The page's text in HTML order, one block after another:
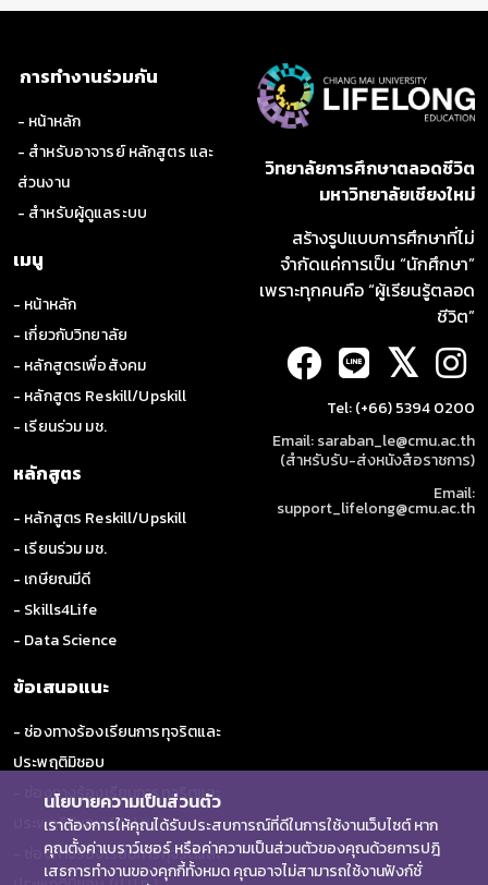
แนวทางการจัดการและนวัตกรรมเพื่อความ
ยั่งยืน
การทำงานร่วมกัน
- หน้าหลัก
- สำหรับอาจารย์ หลักสูตร และ
ส่วนงาน
- สำหรับผู้ดูแลระบบ
เมนู
- หน้าหลัก
- เกี่ยวกับวิทยาลัย
- หลักสูตรเพื่อสังคม
- หลักสูตร Reskill/Upskill
- เรียนร่วม มช.
หลักสูตร
- หลักสูตร Reskill/Upskill
- เรียนร่วม มช.
- เกษียณมีดี
- Skills4Life
- Data Science
ข้อเสนอแนะ
- ช่องทางร้องเรียนการทุจริตและ
ประพฤติมิชอบ
- ช่องทางร้องเรียนการทุจริตและ
ประพฤติมิชอบ (ป.ป.ช.)
- ช่องทางร้องเรียนการทุจริตและ
วิทยาลัยการศึกษาตลอดชีวิต
มหาวิทยาลัยเชียงใหม่
สร้างรูปแบบการศึกษาที่ไม่
จำกัดแค่การเป็น “นักศึกษา”
เพราะทุกคนคือ “ผู้เรียนรู้ตลอด
ชีวิต”
𝕏
Tel: (+66) 5394 0200
Email: saraban_le@cmu.ac.th
(สำหรับรับ-ส่งหนังสือราชการ)
Email:
support_lifelong@cmu.ac.th
นโยบายความเป็นส่วนตัว
เราต้องการให้คุณได้รับประสบการณ์ที่ดีในการใช้งานเว็บไซต์ หาก
คุณตั้งค่าเบราว์เซอร์ หรือค่าความเป็นส่วนตัวของคุณด้วยการปฎิ
เสธการทำงานของคุกกี้ทั้งหมด คุณอาจไม่สามารถใช้งานฟังก์ชั่